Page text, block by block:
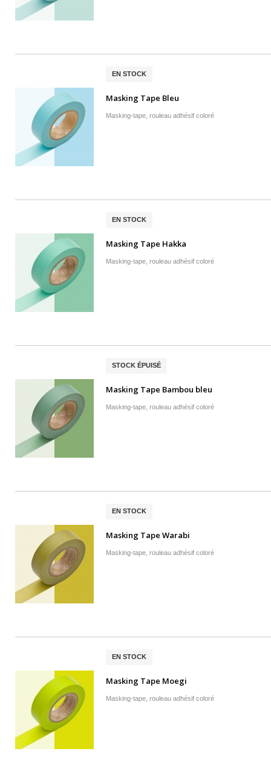
EN STOCK
Masking Tape Bleu
Masking-tape, rouleau adhésif coloré
EN STOCK
Masking Tape Hakka
Masking-tape, rouleau adhésif coloré
STOCK ÉPUISÉ
Masking Tape Bambou bleu
Masking-tape, rouleau adhésif coloré
EN STOCK
Masking Tape Warabi
Masking-tape, rouleau adhésif coloré
EN STOCK
Masking Tape Moegi
Masking-tape, rouleau adhésif coloré